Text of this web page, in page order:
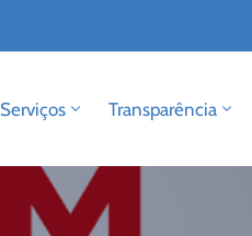
Serviços Transparência